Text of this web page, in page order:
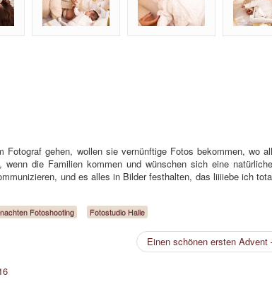
gehen, wollen sie vernünftige Fotos bekommen, wo
die Familien kommen und wünschen sich eine
und es alles in Bilder festhalten, das liiiiebe ich
Fotoshooting Fotostudio Halle
Einen schönen ersten